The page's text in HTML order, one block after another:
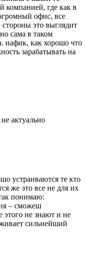
компанией, где как в
офис, все
стороны это выглядит
сама в таком
нафик, как хорошо что
зарабатывать на
актуально
устраиваются те кто
же это все не для их
понимаю:
– сможеш
этого не знают и не
сильнейший